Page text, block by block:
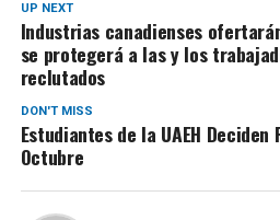
UP NEXT
Industrias canadienses
se protegerá a las y los
reclutados
DON'T MISS
Estudiantes de la UAEH
Octubre